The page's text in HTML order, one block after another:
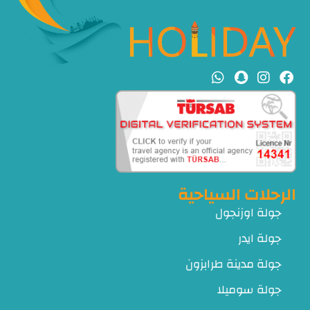
الرحلات السياحية
جولة اوزنجول
جولة ايدر
جولة مدينة طرابزون
جولة سوميلا